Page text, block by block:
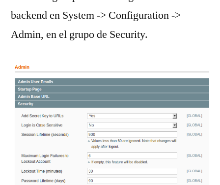
backend en System -> Configuration ->
Admin, en el grupo de Security.